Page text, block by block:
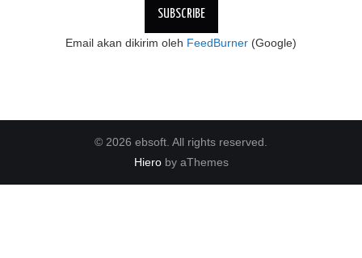
Email akan dikirim oleh FeedBurner (Google)
© 2026 ebsoft. All rights reserved.
Hieroby aThemes